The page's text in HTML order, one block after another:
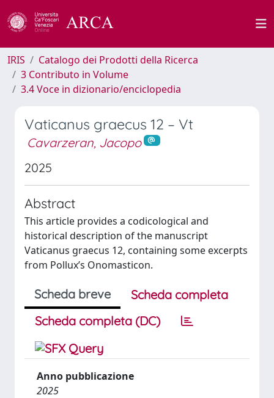
IRIS
Catalogo dei Prodotti della Ricerca
3 Contributo in Volume
3.4 Voce in dizionario/enciclopedia
Vaticanus graecus 12 – Vt
Cavarzeran, Jacopo
2025
Abstract
This article provides a codicological and
historical description of the manuscript
Vaticanus graecus 12, containing some excerpts
from Pollux’s Onomasticon.
Scheda breve
Scheda completa
Scheda completa (DC)
Anno pubblicazione
2025